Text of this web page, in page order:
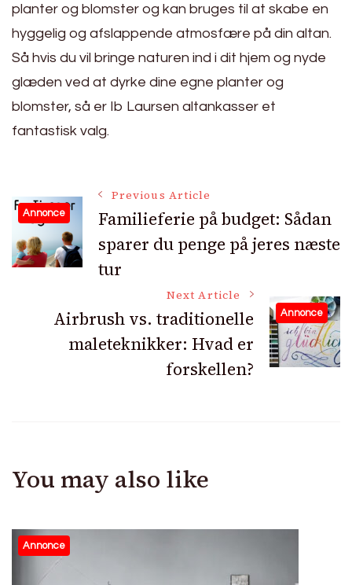
planter og blomster og kan bruges til at skabe en
hyggelig og afslappende atmosfære på din altan.
Så hvis du vil bringe naturen ind i dit hjem og nyde
glæden ved at dyrke dine egne planter og
blomster, så er Ib Laursen altankasser et
fantastisk valg.
Post
Navigation
Annonce
Previous Article
Familieferie på budget: Sådan
sparer du penge på jeres næste
tur
Annonce
Next Article
Airbrush vs. traditionelle
maleteknikker: Hvad er
forskellen?
You may also like
Annonce